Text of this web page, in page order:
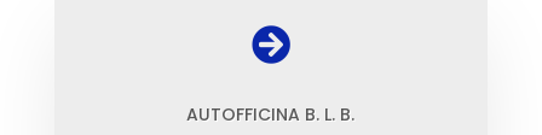

AUTOFFICINA B. L. B.